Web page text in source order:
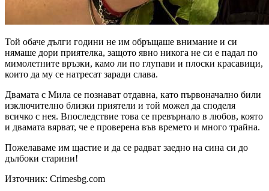
Той обаче дълги години не им обръщаше внимание и си
нямаше дори приятелка, защото явно никога не си е падал по
мимолетните връзки, камо ли по глупави и плоски красавици,
които да му се натресат заради слава.
Двамата с Мила се познават отдавна, като първоначално били
изключително близки приятели и той можел да споделя
всичко с нея. Впоследствие това се превърнало в любов, която
и двамата вярват, че е проверена във времето и много трайна.
Пожелаваме им щастие и да се радват заедно на сина си до
дълбоки старини!
Източник: Crimesbg.com